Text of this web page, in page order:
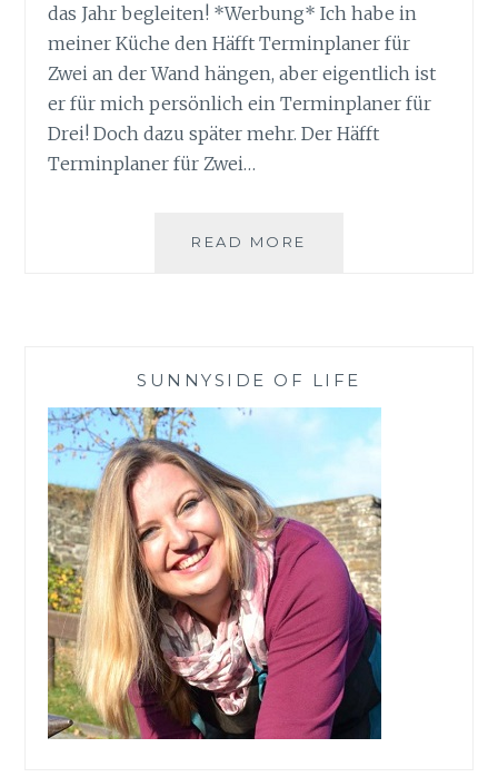
das Jahr begleiten! *Werbung* Ich habe in
meiner Küche den Häfft Terminplaner für
Zwei an der Wand hängen, aber eigentlich ist
er für mich persönlich ein Terminplaner für
Drei! Doch dazu später mehr. Der Häfft
Terminplaner für Zwei…
READ MORE
SUNNYSIDE OF LIFE